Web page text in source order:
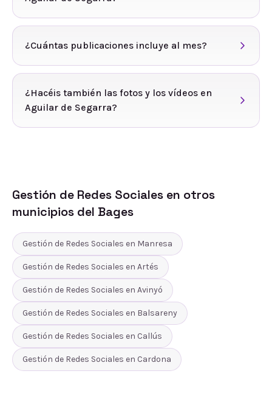
¿Cuántas publicaciones incluye al mes?
¿Hacéis también las fotos y los vídeos en
Aguilar de Segarra?
Gestión de Redes Sociales en otros
municipios del Bages
Gestión de Redes Sociales en Manresa
Gestión de Redes Sociales en Artés
Gestión de Redes Sociales en Avinyó
Gestión de Redes Sociales en Balsareny
Gestión de Redes Sociales en Callús
Gestión de Redes Sociales en Cardona